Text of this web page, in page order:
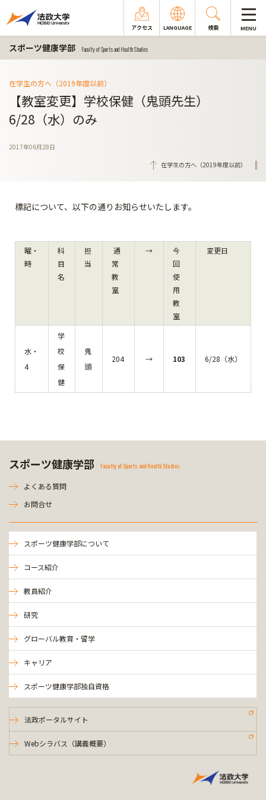
アクセス LANGUAGE 検索 MENU
スポーツ健康学部 Faculty of Sports and Health Studies
在学生の方へ（2019年度以前）
【教室変更】学校保健（鬼頭先生）
6/28（水）のみ
2017年06月28日
在学生の方へ（2019年度以前）
標記について、以下の通りお知らせいたします。
曜・
時
科
目
名
担
当
通
常
教
室
→
今
回
使
用
教
室
変更日
水・
4
学
校
保
健
鬼
頭
204 → 103 6/28（水）
スポーツ健康学部 Faculty of Sports and Health Studies
よくある質問
お問合せ
スポーツ健康学部について
コース紹介
教員紹介
研究
グローバル教育・留学
キャリア
スポーツ健康学部独自資格
法政ポータルサイト
Webシラバス（講義概要）